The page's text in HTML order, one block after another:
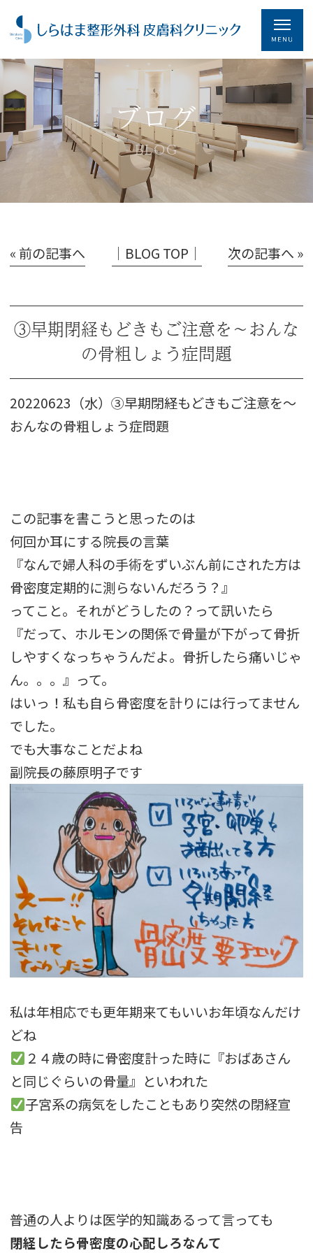
ブログ
BLOG
« 前の記事へ │BLOG TOP│ 次の記事へ »
③早期閉経もどきもご注意を～おんな
の骨粗しょう症問題
20220623（水）③早期閉経もどきもご注意を～
おんなの骨粗しょう症問題
この記事を書こうと思ったのは
何回か耳にする院長の言葉
『なんで婦人科の手術をずいぶん前にされた方は
骨密度定期的に測らないんだろう？』
ってこと。それがどうしたの？って訊いたら
『だって、ホルモンの関係で骨量が下がって骨折
しやすくなっちゃうんだよ。骨折したら痛いじゃ
ん。。。』って。
はいっ！私も自ら骨密度を計りには行ってません
でした。
でも大事なことだよね
副院長の藤原明子です
私は年相応でも更年期来てもいいお年頃なんだけ
どね
２４歳の時に骨密度計った時に『おばあさん
と同じぐらいの骨量』といわれた
子宮系の病気をしたこともあり突然の閉経宣
告
普通の人よりは医学的知識あるって言っても
閉経したら骨密度の心配しろなんて